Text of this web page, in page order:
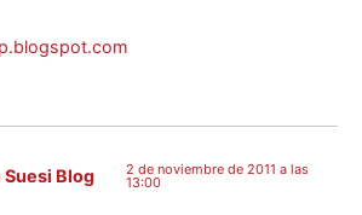
Suesi Blog
2 de noviembre de 2011 a las
13:00